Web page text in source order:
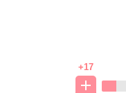
+17